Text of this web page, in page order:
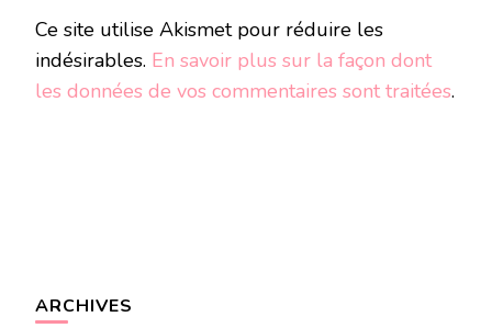
Ce site utilise Akismet pour réduire les
indésirables. En savoir plus sur la façon dont
les données de vos commentaires sont traitées.
ARCHIVES